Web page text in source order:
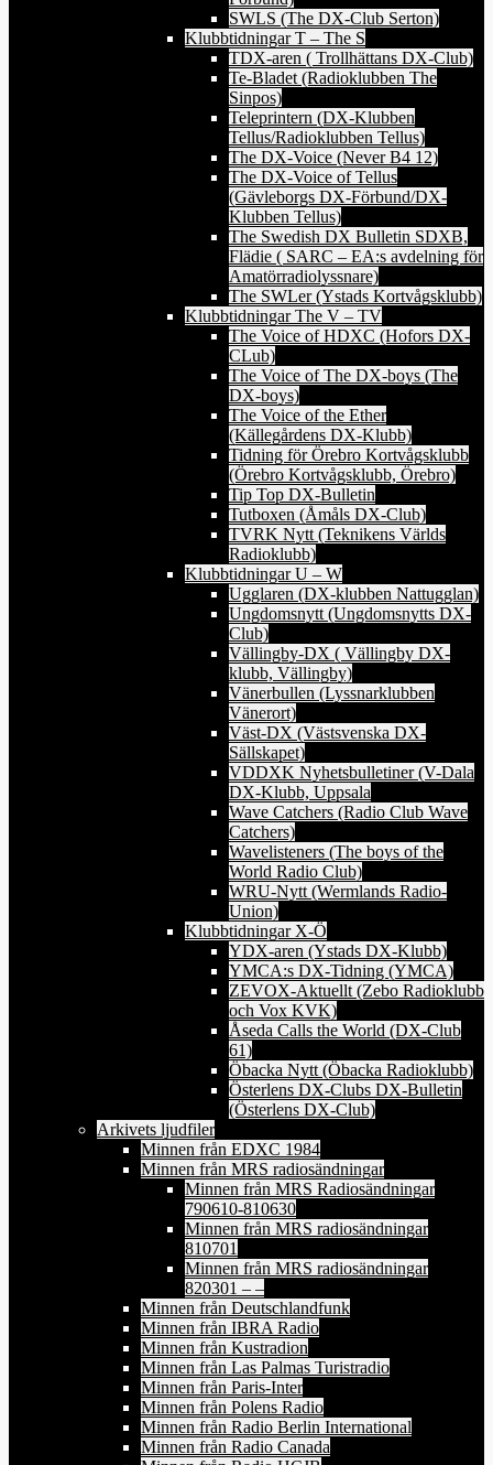
SWLS (The DX-Club Serton)
Klubbtidningar T – The S
TDX-aren ( Trollhättans DX-Club)
Te-Bladet (Radioklubben The
Sinpos)
Teleprintern (DX-Klubben
Tellus/Radioklubben Tellus)
The DX-Voice (Never B4 12)
The DX-Voice of Tellus
(Gävleborgs DX-Förbund/DX-
Klubben Tellus)
The Swedish DX Bulletin SDXB,
Flädie ( SARC – EA:s avdelning för
Amatörradiolyssnare)
The SWLer (Ystads Kortvågsklubb)
Klubbtidningar The V – TV
The Voice of HDXC (Hofors DX-
CLub)
The Voice of The DX-boys (The
DX-boys)
The Voice of the Ether
(Källegårdens DX-Klubb)
Tidning för Örebro Kortvågsklubb
(Örebro Kortvågsklubb, Örebro)
Tip Top DX-Bulletin
Tutboxen (Åmåls DX-Club)
TVRK Nytt (Teknikens Världs
Radioklubb)
Klubbtidningar U – W
Ugglaren (DX-klubben Nattugglan)
Ungdomsnytt (Ungdomsnytts DX-
Club)
Vällingby-DX ( Vällingby DX-
klubb, Vällingby)
Vänerbullen (Lyssnarklubben
Vänerort)
Väst-DX (Västsvenska DX-
Sällskapet)
VDDXK Nyhetsbulletiner (V-Dala
DX-Klubb, Uppsala
Wave Catchers (Radio Club Wave
Catchers)
Wavelisteners (The boys of the
World Radio Club)
WRU-Nytt (Wermlands Radio-
Union)
Klubbtidningar X-Ö
YDX-aren (Ystads DX-Klubb)
YMCA:s DX-Tidning (YMCA)
ZEVOX-Aktuellt (Zebo Radioklubb
och Vox KVK)
Åseda Calls the World (DX-Club
61)
Öbacka Nytt (Öbacka Radioklubb)
Österlens DX-Clubs DX-Bulletin
(Österlens DX-Club)
Arkivets ljudfiler
Minnen från EDXC 1984
Minnen från MRS radiosändningar
Minnen från MRS Radiosändningar
790610-810630
Minnen från MRS radiosändningar
810701
Minnen från MRS radiosändningar
820301 – –
Minnen från Deutschlandfunk
Minnen från IBRA Radio
Minnen från Kustradion
Minnen från Las Palmas Turistradio
Minnen från Paris-Inter
Minnen från Polens Radio
Minnen från Radio Berlin International
Minnen från Radio Canada